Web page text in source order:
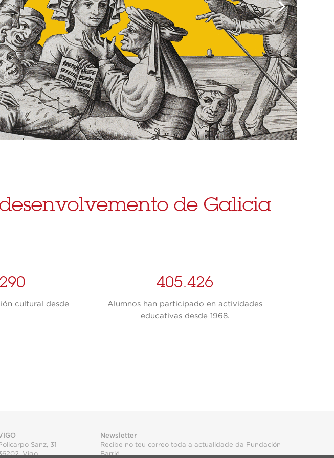
de Galicia
cultural desde
405.426
Alumnos han participado en actividades
educativas desde 1968.
Sanz, 31
,Vigo
Newsletter
Recibe no teu correo toda a actualidade da Fundación
Barrié